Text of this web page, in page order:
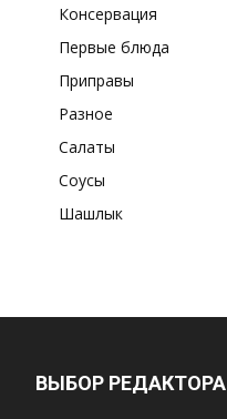
Консервация
Первые блюда
Приправы
Разное
Салаты
Соусы
Шашлык
ВЫБОР РЕДАКТОРА